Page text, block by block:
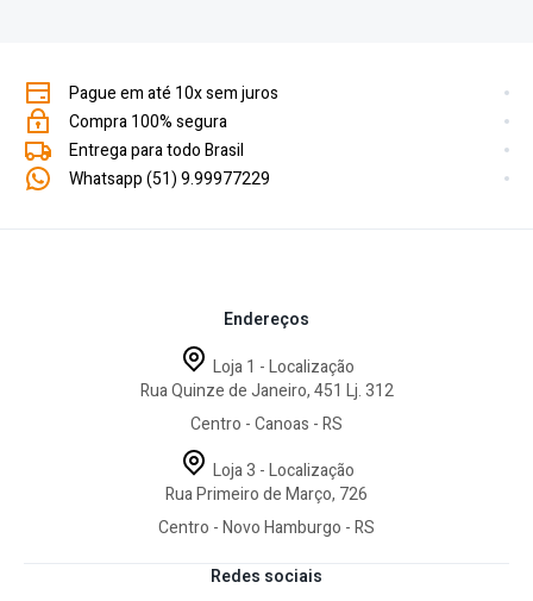
Pague em até 10x sem juros
Compra 100% segura
Entrega para todo Brasil
Whatsapp (51) 9.99977229
Redes sociais
Endereços
Loja 1 - Localização
Rua Quinze de Janeiro, 451 Lj. 312
Centro - Canoas - RS
Loja 3 - Localização
Rua Primeiro de Março, 726
Centro - Novo Hamburgo - RS